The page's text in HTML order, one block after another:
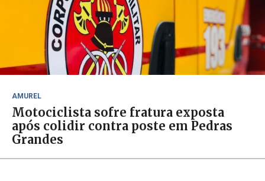
AMUREL
Motociclista sofre fratura exposta
após colidir contra poste em Pedras
Grandes